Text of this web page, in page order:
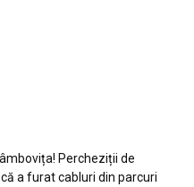
Percheziții de
a furat cabluri din parcuri